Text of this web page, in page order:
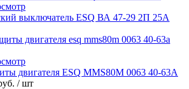
выключатель ESQ ВА 47-29 2П 25А
двигателя ESQ MMS80M 0063 40-63А
/ шт